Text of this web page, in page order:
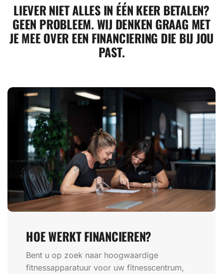
LIEVER NIET ALLES IN ÉÉN KEER BETALEN?
GEEN PROBLEEM. WIJ DENKEN GRAAG MET
JE MEE OVER EEN FINANCIERING DIE BIJ JOU
PAST.
HOE WERKT FINANCIEREN?
Bent u op zoek naar hoogwaardige
fitnessapparatuur voor uw fitnesscentrum,